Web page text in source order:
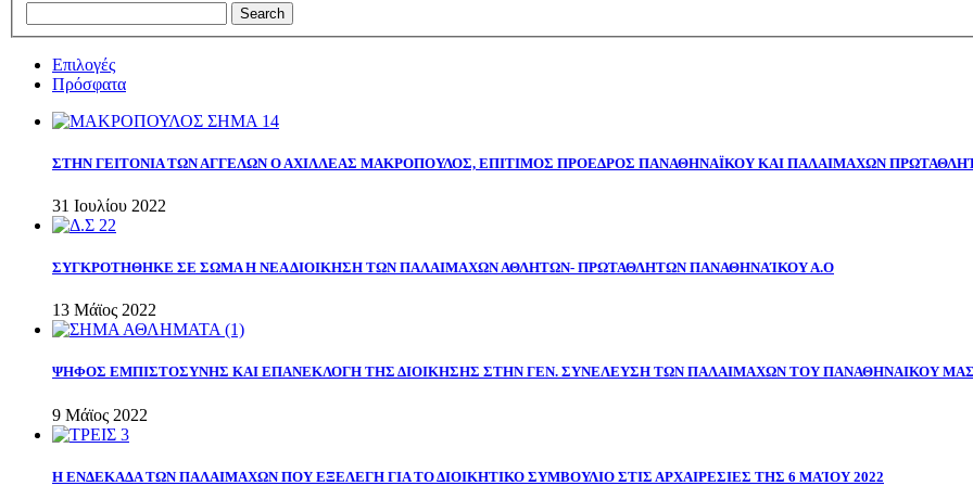
Επιλογές
Πρόσφατα
ΣΤΗΝ ΓΕΙΤΟΝΙΑ ΤΩΝ ΑΓΓΕΛΩΝ Ο ΑΧΙΛΛΕΑΣ ΜΑΚΡΟΠΟΥΛΟΣ, ΕΠΙΤΙΜΟΣ ΠΡΟΕΔΡΟΣ ΠΑΝΑΘΗΝΑΪΚΟΥ ΚΑΙ ΠΑΛΑΙΜΑΧΩΝ
31 Ιουλίου 2022
ΣΥΓΚΡΟΤΗΘΗΚΕ ΣΕ ΣΩΜΑ Η ΝΕΑ ΔΙΟΙΚΗΣΗ ΤΩΝ ΠΑΛΑΙΜΑΧΩΝ ΑΘΛΗΤΩΝ- ΠΡΩΤΑΘΛΗΤΩΝ ΠΑΝΑΘΗΝΑΊΚΟΥ Α.Ο
13 Μάϊος 2022
ΨΗΦΟΣ ΕΜΠΙΣΤΟΣΥΝΗΣ ΚΑΙ ΕΠΑΝΕΚΛΟΓΗ ΤΗΣ ΔΙΟΙΚΗΣΗΣ ΣΤΗΝ ΓΕΝ. ΣΥΝΕΛΕΥΣΗ ΤΩΝ ΠΑΛΑΙΜΑΧΩΝ ΤΟΥ ΠΑΝΑΘΗΝΑΙΚΟΥ ΜΑΣ
9 Μάϊος 2022
Η ΕΝΔΕΚΑΔΑ ΤΩΝ ΠΑΛΑΙΜΑΧΩΝ ΠΟΥ ΕΞΕΛΕΓΗ ΓΙΑ ΤΟ ΔΙΟΙΚΗΤΙΚΟ ΣΥΜΒΟΥΛΙΟ ΣΤΙΣ ΑΡΧΑΙΡΕΣΙΕΣ ΤΗΣ 6 ΜΑΊΟΥ 2022